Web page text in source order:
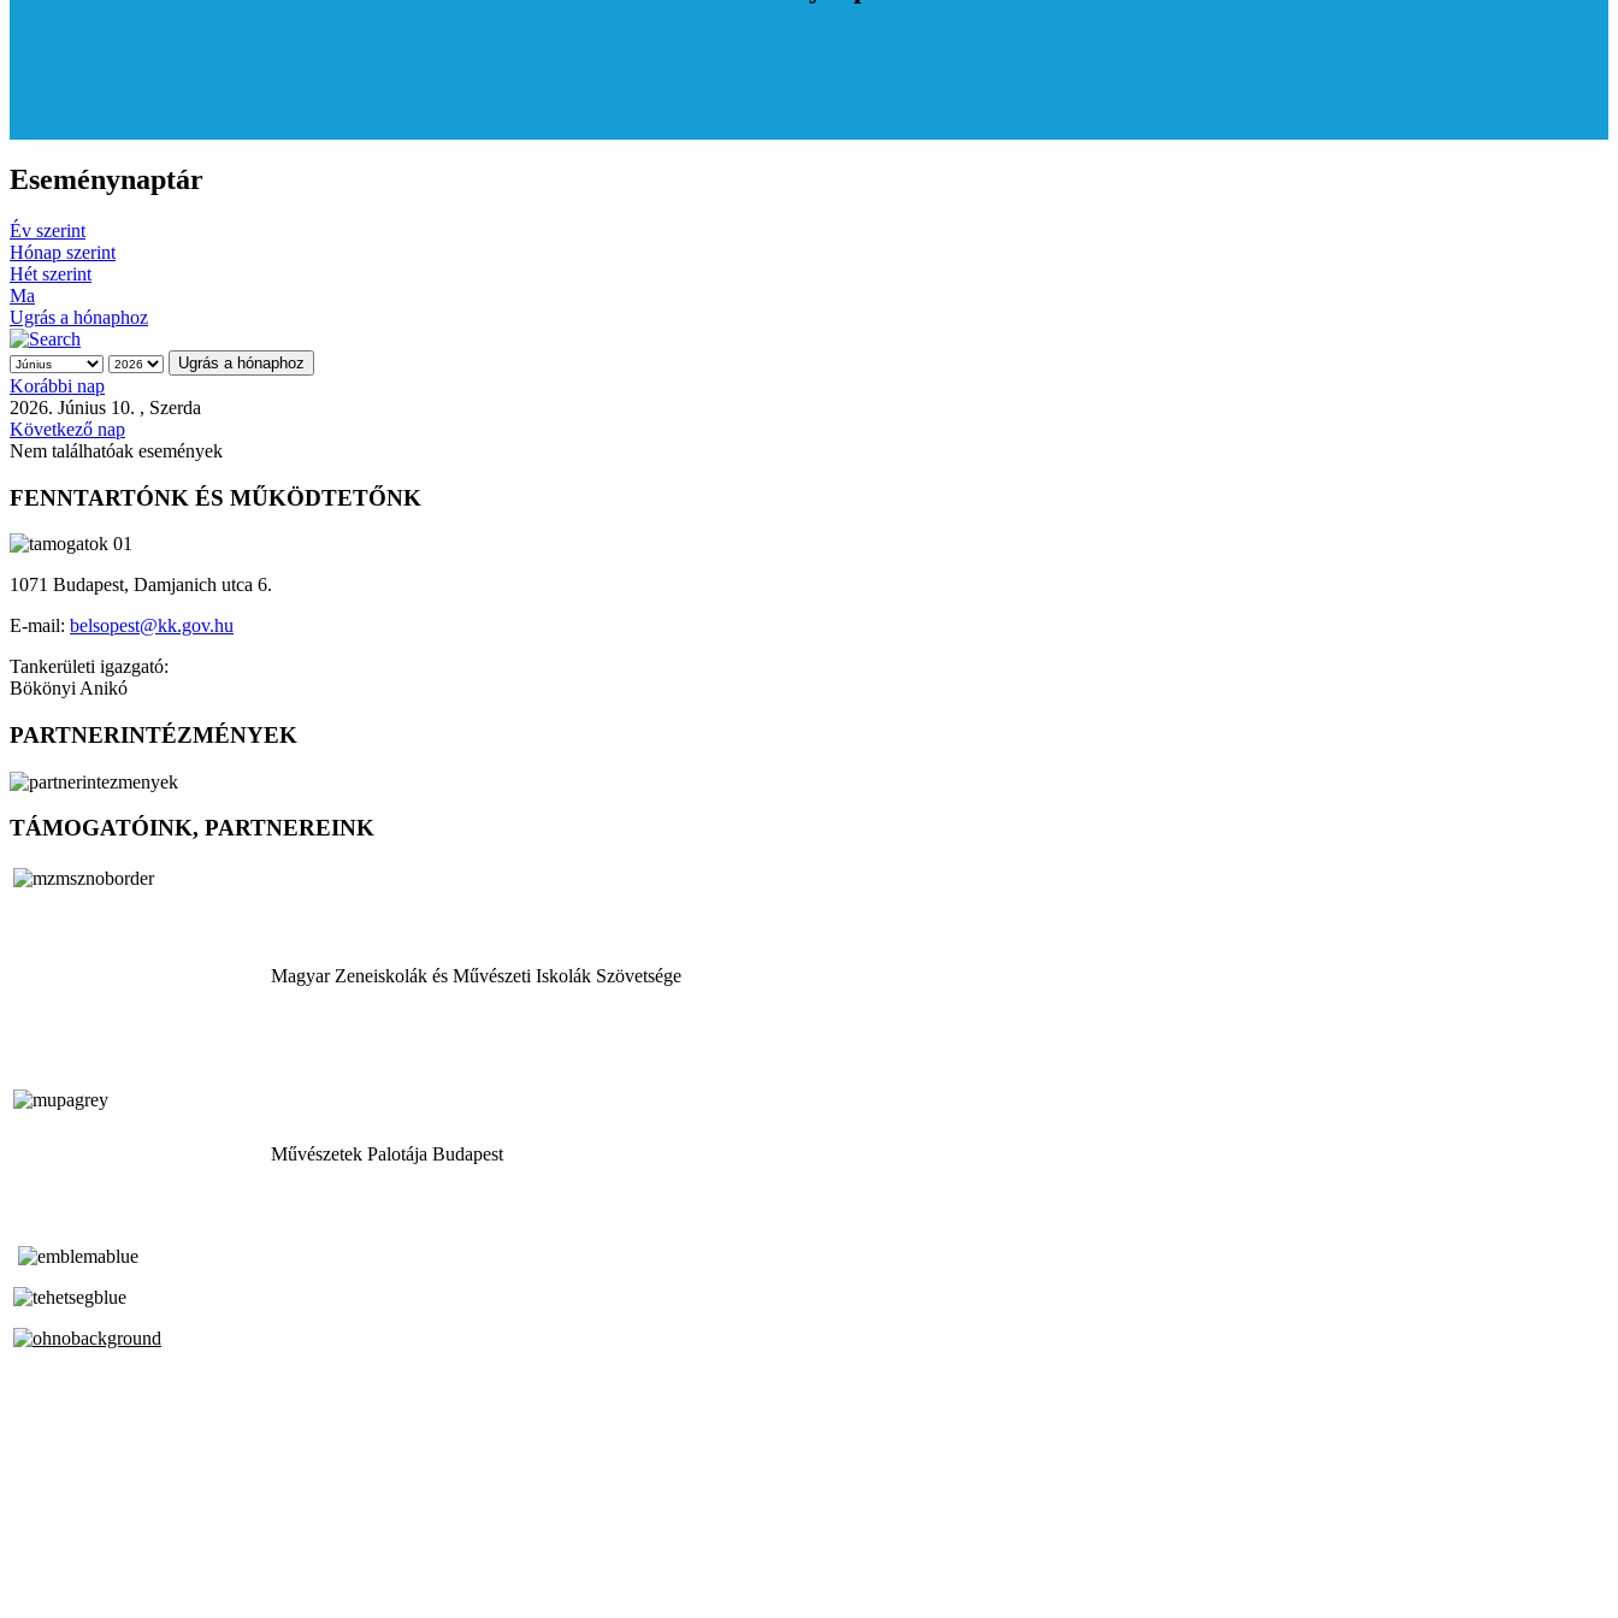
Eseménynaptár
Év szerint
Hónap szerint
Hét szerint
Ma
Ugrás a hónaphoz
Ugrás a hónaphoz
Korábbi nap
2026. Június 10. , Szerda
Következő nap
Nem találhatóak események
FENNTARTÓNK ÉS MŰKÖDTETŐNK
1071 Budapest, Damjanich utca 6.
E-mail: belsopest@kk.gov.hu
Tankerületi igazgató:
Bökönyi Anikó
PARTNERINTÉZMÉNYEK
TÁMOGATÓINK, PARTNEREINK
Magyar Zeneiskolák és Művészeti Iskolák Szövetsége
Művészetek Palotája Budapest